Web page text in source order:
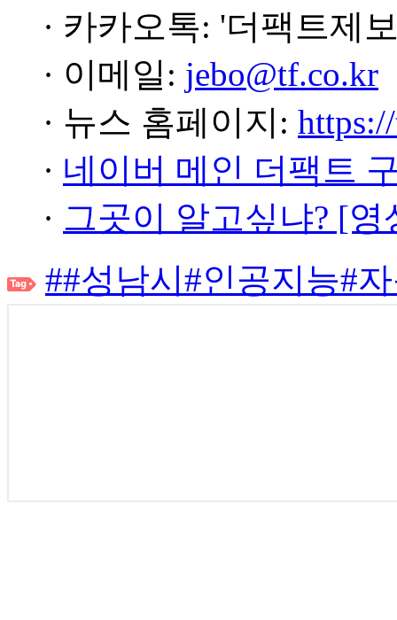
· 카카오톡: '더팩트제
· 이메일: jebo@tf.co.kr
· 뉴스 홈페이지:
· 네이버 메인 더팩트
· 그곳이 알고싶냐? [
##성남시#인공지능#